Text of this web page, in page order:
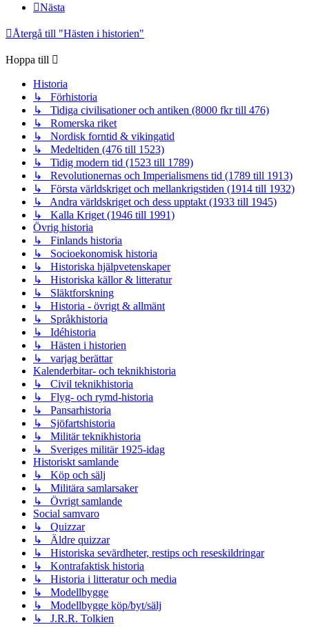
Nästa
Återgå till "Hästen i historien"
Hoppa till
Historia
↳ Förhistoria
↳ Tidiga civilisationer och antiken (8000 fkr till 476)
↳ Romerska riket
↳ Nordisk forntid & vikingatid
↳ Medeltiden (476 till 1523)
↳ Tidig modern tid (1523 till 1789)
↳ Revolutionernas och Imperialismens tid (1789 till 1913)
↳ Första världskriget och mellankrigstiden (1914 till 1932)
↳ Andra världskriget och dess upptakt (1933 till 1945)
↳ Kalla Kriget (1946 till 1991)
Övrig historia
↳ Finlands historia
↳ Socioekonomisk historia
↳ Historiska hjälpvetenskaper
↳ Historiska källor & litteratur
↳ Släktforskning
↳ Historia - övrigt & allmänt
↳ Språkhistoria
↳ Idéhistoria
↳ Hästen i historien
↳ varjag berättar
Kalenderbitar- och teknikhistoria
↳ Civil teknikhistoria
↳ Flyg- och rymd-historia
↳ Pansarhistoria
↳ Sjöfartshistoria
↳ Militär teknikhistoria
↳ Sveriges militär 1925-idag
Historiskt samlande
↳ Köp och sälj
↳ Militära samlarsaker
↳ Övrigt samlande
Social samvaro
↳ Quizzar
↳ Äldre quizzar
↳ Historiska sevärdheter, restips och reseskildringar
↳ Kontrafaktisk historia
↳ Historia i litteratur och media
↳ Modellbygge
↳ Modellbygge köp/byt/sälj
↳ J.R.R. Tolkien